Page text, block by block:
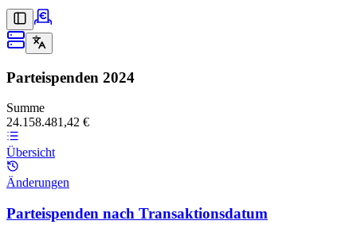
Parteispenden 2024
Summe
24.158.481,42 €
Übersicht
Änderungen
Parteispenden nach Transaktionsdatum